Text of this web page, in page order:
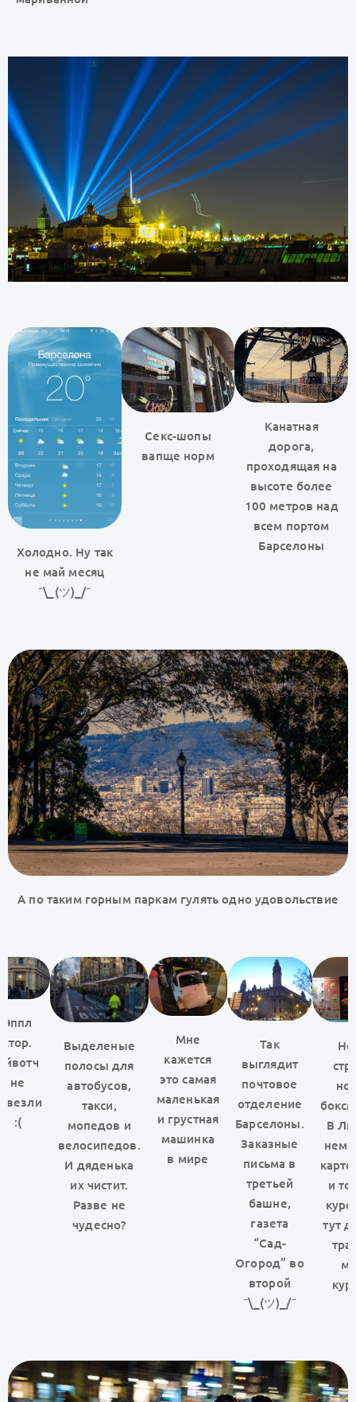
Холодно. Ну так
не май месяц
¯\_(ツ)_/¯
Секс-шопы
вапще норм
Канатная
дорога,
проходящая на
высоте более
100 метров над
всем портом
Барселоны
А по таким горным паркам гулять одно удовольствие
Эппл
стор.
не
:(
Выделеные
полосы для
автобусов,
такси,
мопедов и
велосипедов.
И дяденька
их чистит.
Разве не
чудесно?
Мне
кажется
это самая
маленькая
и грустная
машинка
в мире
Так
выглядит
почтовое
отделение
Барселоны.
Заказные
письма в
третьей
башне,
газета
“Сад-
Огород” во
второй
¯\_(ツ)_/¯
В
нем
и
тут